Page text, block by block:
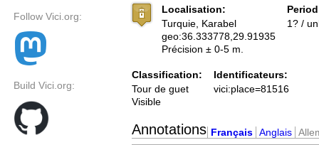
Follow Vici.org:
Build Vici.org:
Localisation:
Turquie, Karabel
geo:36.333778,29.91935
Précision ± 0-5 m.
1? /
Classification:
Tour de guet
Visible
Identificateurs:
vici:place=81516
Annotations Français Anglais